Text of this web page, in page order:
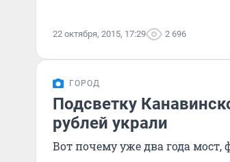
22 октября, 2015, 17:29 2 696
ГОРОД
Подсветку
рублей украли
Вот почему уже два года